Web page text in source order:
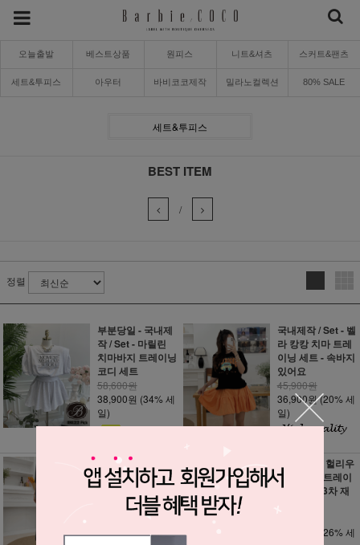
오늘출발 베스트상품 원피스 니트&셔츠 스커트&팬츠
세트&투피스 아우터 바비코코제작 밀라노컬렉션 80% SALE
세트&투피스
BEST ITEM
/
정렬
부분당일 - 국내제
작 / Set - 마릴린
치마바지 트레이닝
코디 세트
58,600원
38,900원 (34% 세
일)
국내제작 / Set - 벨
라 캉캉 치마 트레
이닝 세트 - 속바지
있어요
45,900원
36,900원(20% 세
일)
국내제작 / Set - 쇼
베 가오리 숄 플리
츠 탑 롱스커트 세
34,900원(21% 세
부분 당일 / 헐리우
드 꽃 집업 트레이
닝 세트 - 33차 재
(26% 세